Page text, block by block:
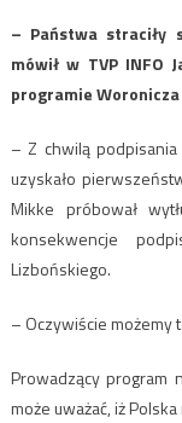
– Państwa straciły
mówił w TVP INFO
programie Woronicza
– Z chwilą
uzyskało
Mikke próbował
konsekwencje
Lizbońskiego.
– Oczywiście możemy
Prowadzący program
może uważać, iż